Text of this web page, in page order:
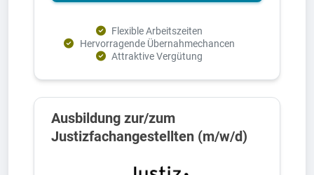
Flexible Arbeitszeiten
Hervorragende Übernahmechancen
Attraktive Vergütung
Ausbildung zur/zum
Justizfachangestellten (m/w/d)